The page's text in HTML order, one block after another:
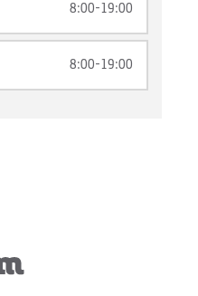
8:00-19:00
8:00-19:00